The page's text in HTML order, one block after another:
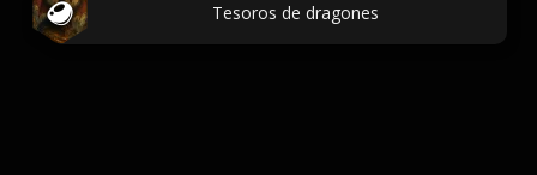
Tesoros de dragones